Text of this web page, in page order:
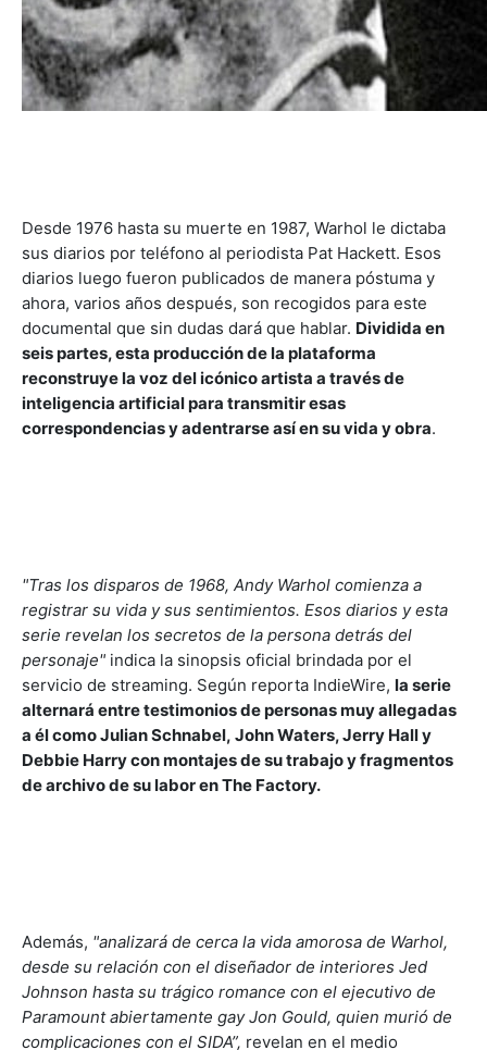
Desde 1976 hasta su muerte en 1987, Warhol le dictaba
sus diarios por teléfono al periodista Pat Hackett. Esos
diarios luego fueron publicados de manera póstuma y
ahora, varios años después, son recogidos para este
documental que sin dudas dará que hablar. Dividida en
seis partes, esta producción de la plataforma
reconstruye la voz del icónico artista a través de
inteligencia artificial para transmitir esas
correspondencias y adentrarse así en su vida y obra.
"Tras los disparos de 1968, Andy Warhol comienza a
registrar su vida y sus sentimientos. Esos diarios y esta
serie revelan los secretos de la persona detrás del
personaje" indica la sinopsis oficial brindada por el
servicio de streaming. Según reporta IndieWire, la serie
alternará entre testimonios de personas muy allegadas
a él como Julian Schnabel, John Waters, Jerry Hall y
Debbie Harry con montajes de su trabajo y fragmentos
de archivo de su labor en The Factory.
Además, "analizará de cerca la vida amorosa de Warhol,
desde su relación con el diseñador de interiores Jed
Johnson hasta su trágico romance con el ejecutivo de
Paramount abiertamente gay Jon Gould, quien murió de
complicaciones con el SIDA”, revelan en el medio